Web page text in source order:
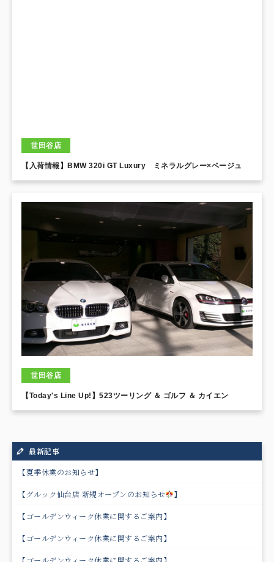
世田谷店
【入荷情報】BMW 320i GT Luxury ミネラルグレー×ベージュ
世田谷店
【Today's Line Up!】523ツーリング ＆ ゴルフ ＆ カイエン
最新記事
【夏季休業のお知らせ】
【グルック仙台店 新規オープンのお知らせ 】
【ゴールデンウィーク休業に関するご案内】
【ゴールデンウィーク休業に関するご案内】
【ゴールデンウィーク休業に関するご案内】